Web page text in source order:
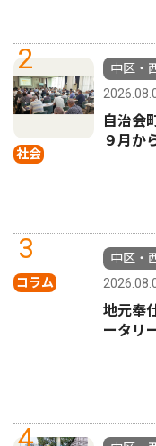
2
社会
中区・
自治会
９月か
3
コラム
中区・
地元奉
ータリ
4